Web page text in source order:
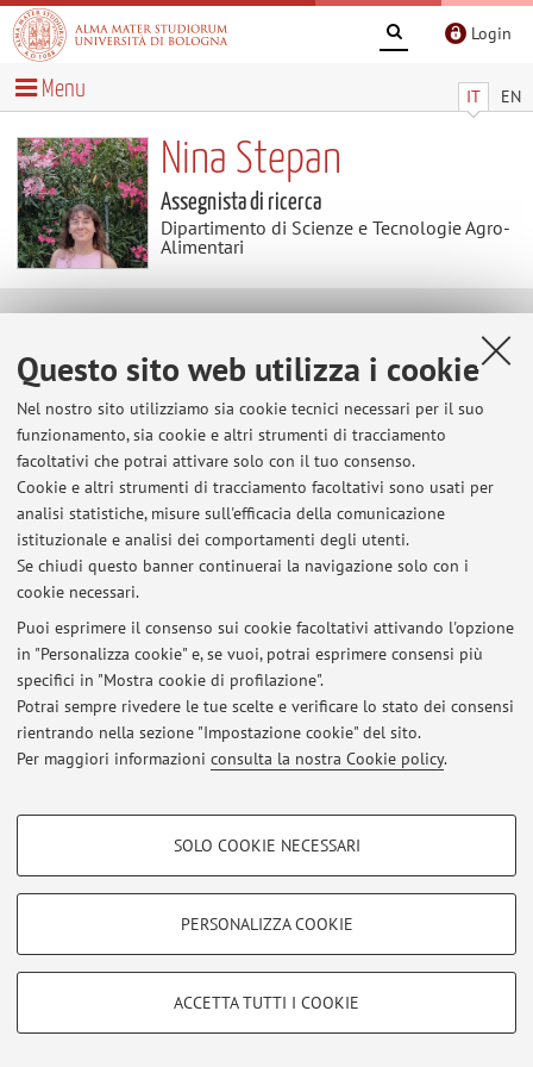
Questo sito web utilizza i cookie
Nel nostro sito utilizziamo sia cookie tecnici necessari per il suo
funzionamento, sia cookie e altri strumenti di tracciamento
facoltativi che potrai attivare solo con il tuo consenso.
Cookie e altri strumenti di tracciamento facoltativi sono usati per
analisi statistiche, misure sull'efficacia della comunicazione
istituzionale e analisi dei comportamenti degli utenti.
Se chiudi questo banner continuerai la navigazione solo con i
cookie necessari.
Puoi esprimere il consenso sui cookie facoltativi attivando l'opzione
in "Personalizza cookie" e, se vuoi, potrai esprimere consensi più
specifici in "Mostra cookie di profilazione".
Potrai sempre rivedere le tue scelte e verificare lo stato dei consensi
rientrando nella sezione "Impostazione cookie" del sito.
Per maggiori informazioni consulta la nostra Cookie policy.
COOKIE DI PROFILAZIONE - FACOLTATIVI
COOKIE TECNICI - NECESSARI
Si tratta di cookie tecnici utilizzati, a titolo esemplificativo, per il corretto
SOLO COOKIE NECESSARI
PERSONALIZZA COOKIE
ACCETTA TUTTI I COOKIE
Login
IT EN
Menu
Nina Stepan
Assegnista di ricerca
Dipartimento di Scienze e Tecnologie Agro-
Alimentari
E-mail: nina.stepan2@unibo.it
Dipartimento di Scienze e Tecnologie Agro-Alimentari
Viale Fanin 46, Bologna -Vai alla mappa
Ultimi avvisi
Al momento non sono presenti avvisi.
© 2026 - ALMA MATER STUDIORUM - Università di Bologna - Via
Zamboni, 33 - 40126 Bologna - Partita IVA: 01131710376
|Note legali|Impostazioni Cookie